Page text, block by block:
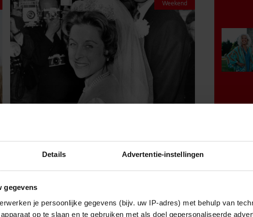
Details Advertentie-instellingen
gegevens
je persoonlijke gegevens (bijv. uw IP-adres) met behulp van
op te slaan en te gebruiken met als doel gepersonaliseerde
Weekend
DIT WAS ELIZABETH ALICE WISE, DE